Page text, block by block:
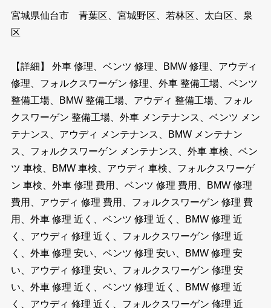
宮城県仙台市 青葉区、宮城野区、若林区、太白区、泉
区
【詳細】 外車 修理、ベンツ 修理、BMW 修理、アウディ
修理、フォルクスワーゲン 修理、外車 整備工場、ベンツ
整備工場、BMW 整備工場、アウディ 整備工場、フォル
クスワーゲン 整備工場、外車 メンテナンス、ベンツ メン
テナンス、アウディ メンテナンス、BMW メンテナン
ス、フォルクスワーゲン メンテナンス、外車 車検、ベン
ツ 車検、BMW 車検、アウディ 車検、フォルクスワーゲ
ン 車検、外車 修理 費用、ベンツ 修理 費用、BMW 修理
費用、アウディ 修理 費用、フォルクスワーゲン 修理 費
用、外車 修理 近く、ベンツ 修理 近く、BMW 修理 近
く、アウディ 修理 近く、フォルクスワーゲン 修理 近
く、外車 修理 安い、ベンツ 修理 安い、BMW 修理 安
い、アウディ 修理 安い、フォルクスワーゲン 修理 安
い、外車 修理 近く、ベンツ 修理 近く、BMW 修理 近
く、アウディ 修理 近く、フォルクスワーゲン 修理 近